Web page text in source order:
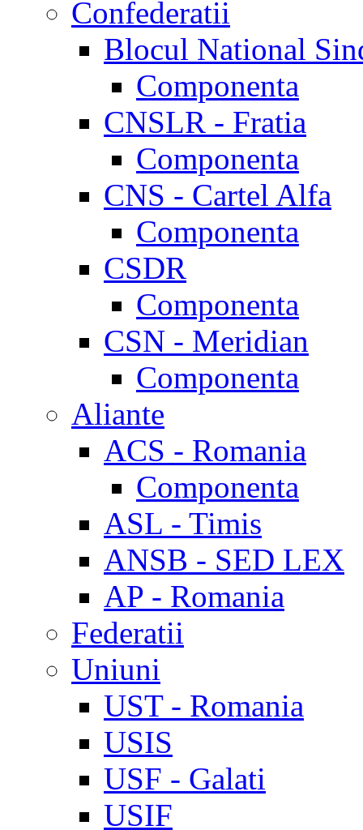
Confederatii
Blocul National
Componenta
CNSLR - Fratia
Componenta
CNS - Cartel Alfa
Componenta
CSDR
Componenta
CSN - Meridian
Componenta
Aliante
ACS - Romania
Componenta
ASL - Timis
ANSB - SED LEX
AP - Romania
Federatii
Uniuni
UST - Romania
USIS
USF - Galati
USIF